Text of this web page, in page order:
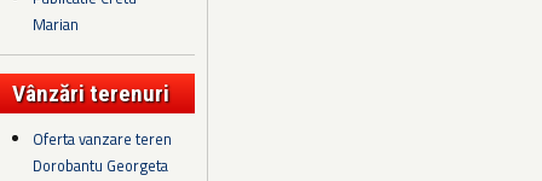
Marian
Vânzări terenuri
Oferta vanzare teren
Dorobantu Georgeta